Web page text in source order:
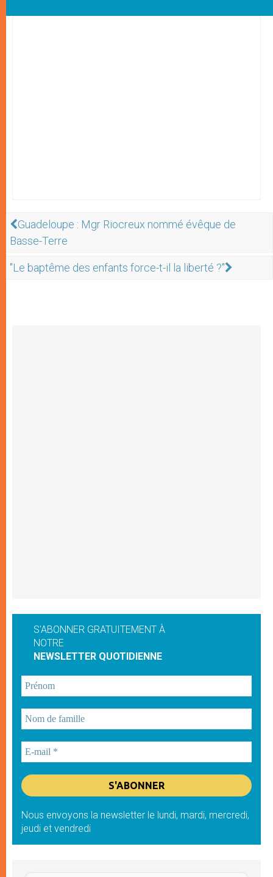
Guadeloupe : Mgr Riocreux nommé évêque de
Basse-Terre
"Le baptême des enfants force-t-il la liberté ?"
S'ABONNER GRATUITEMENT À
NOTRE
NEWSLETTER QUOTIDIENNE
Nous envoyons la newsletter le lundi, mardi, mercredi,
jeudi et vendredi